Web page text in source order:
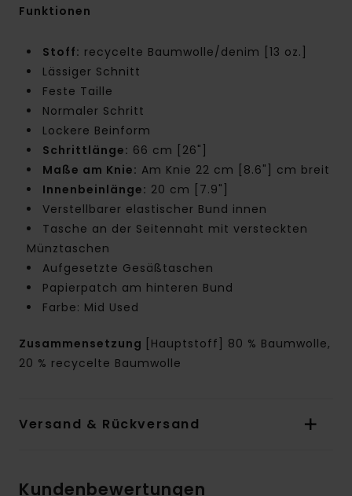
Funktionen
Stoff: recycelte Baumwolle/denim [13 oz.]
Lässiger Schnitt
Feste Taille
Normaler Schritt
Lockere Beinform
Schrittlänge: 66 cm [26"]
Maße am Knie: Am Knie 22 cm [8.6"] cm breit
Innenbeinlänge: 20 cm [7.9"]
Verstellbarer elastischer Bund innen
Tasche an der Seitennaht mit versteckten
Münztaschen
Aufgesetzte Gesäßtaschen
Papierpatch am hinteren Bund
Farbe: Mid Used
Zusammensetzung
[Hauptstoff] 80 % Baumwolle,
20 % recycelte Baumwolle
Versand & Rückversand
Kundenbewertungen